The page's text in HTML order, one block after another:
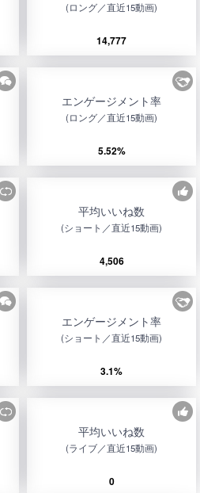
(ロング／直近15動画)
14,777
エンゲージメント率
(ロング／直近15動画)
5.52%
平均いいね数
(ショート／直近15動画)
4,506
エンゲージメント率
(ショート／直近15動画)
3.1%
平均いいね数
(ライブ／直近15動画)
0